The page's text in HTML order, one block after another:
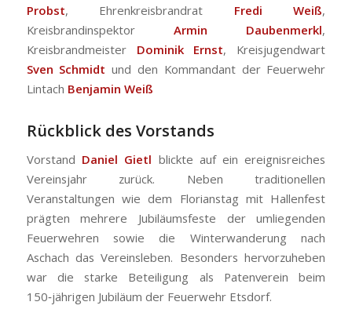
Probst, Ehrenkreisbrandrat Fredi Weiß,
Kreisbrandinspektor Armin Daubenmerkl,
Kreisbrandmeister Dominik Ernst, Kreisjugendwart
Sven Schmidt und den Kommandant der Feuerwehr
Lintach Benjamin Weiß
Rückblick des Vorstands
Vorstand Daniel Gietl blickte auf ein ereignisreiches
Vereinsjahr zurück. Neben traditionellen
Veranstaltungen wie dem Florianstag mit Hallenfest
prägten mehrere Jubiläumsfeste der umliegenden
Feuerwehren sowie die Winterwanderung nach
Aschach das Vereinsleben. Besonders hervorzuheben
war die starke Beteiligung als Patenverein beim
150‑jährigen Jubiläum der Feuerwehr Etsdorf.